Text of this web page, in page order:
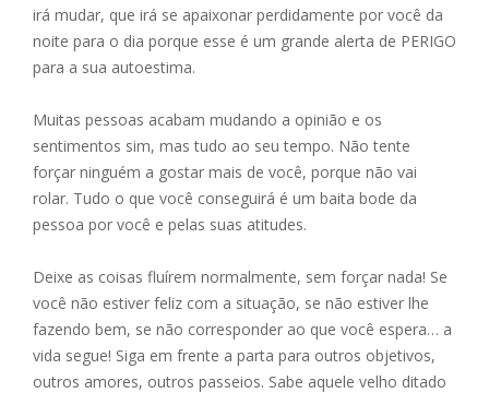
irá mudar, que irá se apaixonar perdidamente por você da
noite para o dia porque esse é um grande alerta de PERIGO
para a sua autoestima.
Muitas pessoas acabam mudando a opinião e os
sentimentos sim, mas tudo ao seu tempo. Não tente
forçar ninguém a gostar mais de você, porque não vai
rolar. Tudo o que você conseguirá é um baita bode da
pessoa por você e pelas suas atitudes.
Deixe as coisas fluírem normalmente, sem forçar nada! Se
você não estiver feliz com a situação, se não estiver lhe
fazendo bem, se não corresponder ao que você espera… a
vida segue! Siga em frente a parta para outros objetivos,
outros amores, outros passeios. Sabe aquele velho ditado